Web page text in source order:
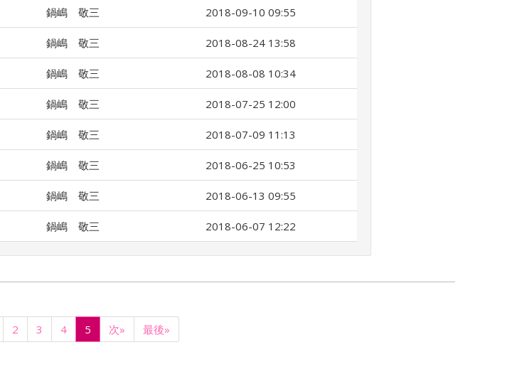
鍋嶋 敬三 2018-09-10 09:55
鍋嶋 敬三 2018-08-24 13:58
鍋嶋 敬三 2018-08-08 10:34
鍋嶋 敬三 2018-07-25 12:00
鍋嶋 敬三 2018-07-09 11:13
鍋嶋 敬三 2018-06-25 10:53
鍋嶋 敬三 2018-06-13 09:55
鍋嶋 敬三 2018-06-07 12:22
2 3 4 5 次» 最後»